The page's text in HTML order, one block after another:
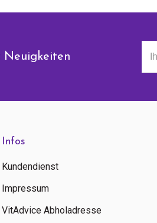
Neuigkeiten
Infos
Kundendienst
Impressum
VitAdvice Abholadresse